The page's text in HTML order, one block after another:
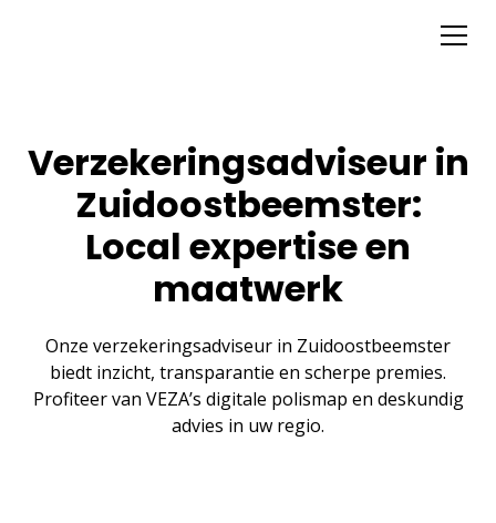
Verzekeringsadviseur in
Zuidoostbeemster:
Local expertise en
maatwerk
Onze verzekeringsadviseur in Zuidoostbeemster
biedt inzicht, transparantie en scherpe premies.
Profiteer van VEZA’s digitale polismap en deskundig
advies in uw regio.